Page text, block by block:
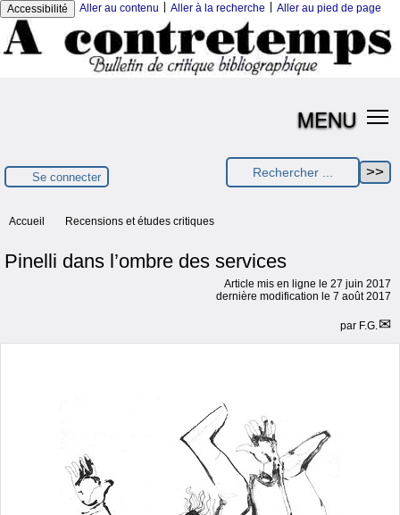
Accessibilité Aller au contenu Aller à la recherche Aller au pied de page
MENU
Se connecter
Accueil Recensions et études critiques
Pinelli dans l’ombre des services
Article mis en ligne le 27 juin 2017
dernière modification le 7 août 2017
par F.G.